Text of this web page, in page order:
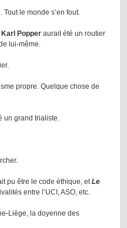
le monde s’en fout.
Karl Popper aurait été un routier
lui-même.
propre. Quelque chose de
un grand trialiste.
pu être le code éthique, etLe
entre l’UCI, ASO, etc.
Liège, la doyenne des